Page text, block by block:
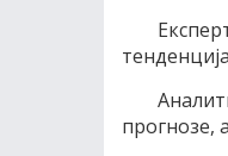
прогнозе,